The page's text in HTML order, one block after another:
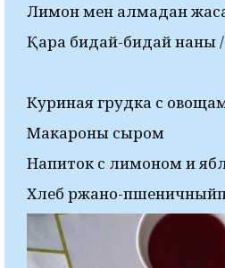
Лимон мен алмадан
Қара бидай-бидай наны
Куриная грудка с
Макароны сыром
Напиток с лимоном и
Хлеб ржано-